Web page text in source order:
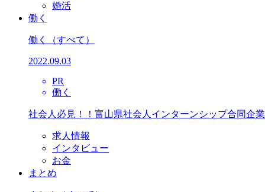
婚活
働く
働く （すべて）
2022.09.03
PR
働く
社会人必見！！富山県社会人インターンシップ合同企
求人情報
インタビュー
お金
まとめ